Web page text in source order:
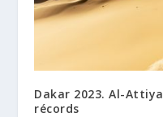
Dakar 2023. Al-
récords